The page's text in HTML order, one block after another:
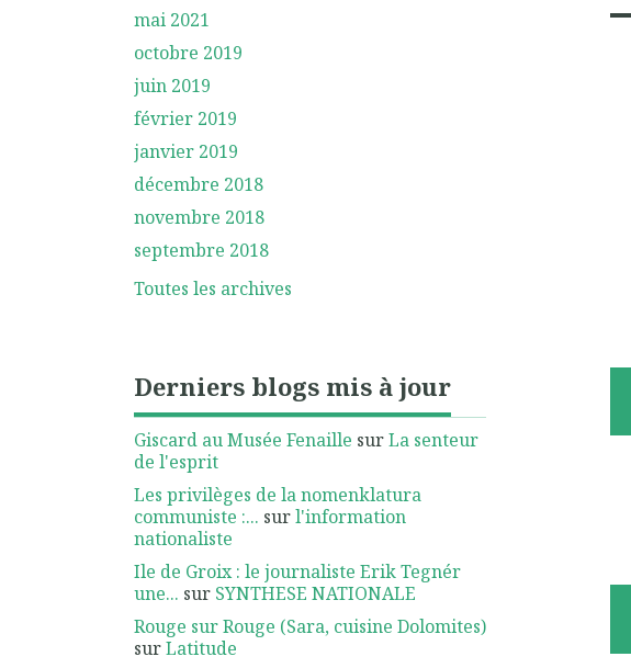
mai 2021
octobre 2019
juin 2019
février 2019
janvier 2019
décembre 2018
novembre 2018
septembre 2018
Toutes les archives
Derniers blogs mis à jour
Giscard au Musée Fenaille surLa senteur
de l'esprit
Les privilèges de la nomenklatura
communiste :... surl'information
nationaliste
Ile de Groix : le journaliste Erik Tegnér
une... sur SYNTHESE NATIONALE
Rouge sur Rouge (Sara, cuisine Dolomites)
surLatitude